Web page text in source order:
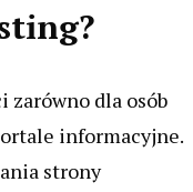
dla osób
informacyjne.
strony